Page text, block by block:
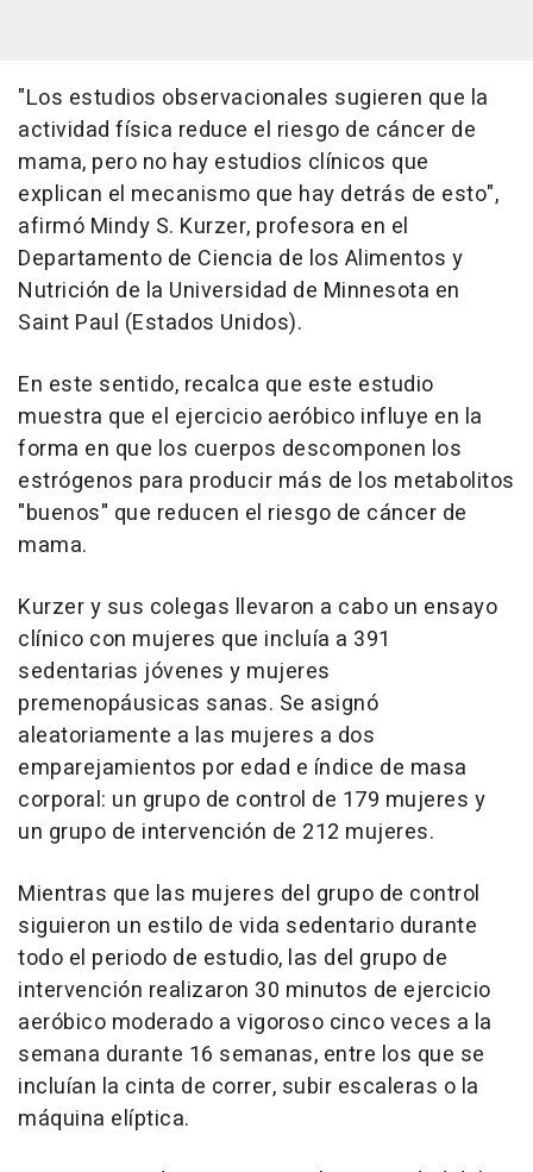
"Los estudios observacionales sugieren que la
actividad física reduce el riesgo de cáncer de
mama, pero no hay estudios clínicos que
explican el mecanismo que hay detrás de esto",
afirmó Mindy S. Kurzer, profesora en el
Departamento de Ciencia de los Alimentos y
Nutrición de la Universidad de Minnesota en
Saint Paul (Estados Unidos).
En este sentido, recalca que este estudio
muestra que el ejercicio aeróbico influye en la
forma en que los cuerpos descomponen los
estrógenos para producir más de los metabolitos
"buenos" que reducen el riesgo de cáncer de
mama.
Kurzer y sus colegas llevaron a cabo un ensayo
clínico con mujeres que incluía a 391
sedentarias jóvenes y mujeres
premenopáusicas sanas. Se asignó
aleatoriamente a las mujeres a dos
emparejamientos por edad e índice de masa
corporal: un grupo de control de 179 mujeres y
un grupo de intervención de 212 mujeres.
Mientras que las mujeres del grupo de control
siguieron un estilo de vida sedentario durante
todo el periodo de estudio, las del grupo de
intervención realizaron 30 minutos de ejercicio
aeróbico moderado a vigoroso cinco veces a la
semana durante 16 semanas, entre los que se
incluían la cinta de correr, subir escaleras o la
máquina elíptica.